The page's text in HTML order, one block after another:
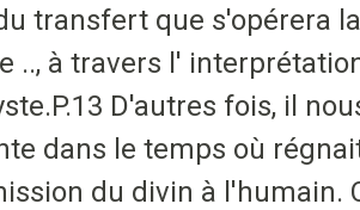
transfert que s'opérera
.., à travers l'
D'autres fois, il
dans le temps où
du divin à l'humain.